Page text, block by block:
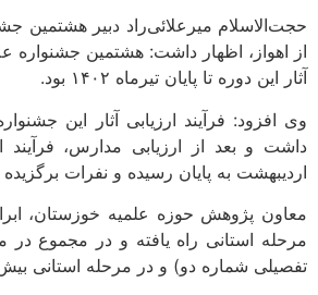
حجت‌الاسلام میرعلائی‌راد دبیر هشتمین
آثار این دوره تا پایان تیرماه ۱۴۰۲ بود.
وی افزود: فرآیند ارزیابی آثار این
اردیبهشت به پایان رسیده و نفرات
مرحله استانی راه یافته و در مجموع
تفصیلی شماره دو) و در مرحله استانی بیش از ۲۰۰ ارزیابی انجام شد که در نوع خود